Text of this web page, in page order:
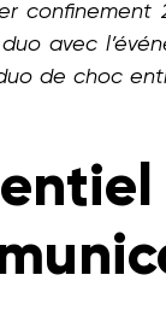
confinement
avec
de choc